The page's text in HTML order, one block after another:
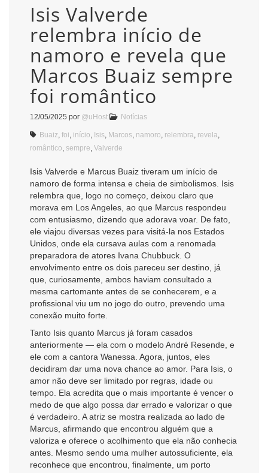
Isis Valverde
relembra início de
namoro e revela que
Marcos Buaiz sempre
foi romântico
12/05/2025 por @uHost Notícias
Buaiz foi início Isis Marcos namoro relembra revela
romântico sempre Valverde
Isis Valverde e Marcus Buaiz tiveram um início de
namoro de forma intensa e cheia de simbolismos. Isis
relembra que, logo no começo, deixou claro que
morava em Los Angeles, ao que Marcus respondeu
com entusiasmo, dizendo que adorava voar. De fato,
ele viajou diversas vezes para visitá-la nos Estados
Unidos, onde ela cursava aulas com a renomada
preparadora de atores Ivana Chubbuck. O
envolvimento entre os dois pareceu ser destino, já
que, curiosamente, ambos haviam consultado a
mesma cartomante antes de se conhecerem, e a
profissional viu um no jogo do outro, prevendo uma
conexão muito forte.
Tanto Isis quanto Marcus já foram casados
anteriormente — ela com o modelo André Resende, e
ele com a cantora Wanessa. Agora, juntos, eles
decidiram dar uma nova chance ao amor. Para Isis, o
amor não deve ser limitado por regras, idade ou
tempo. Ela acredita que o mais importante é vencer o
medo de que algo possa dar errado e valorizar o que
é verdadeiro. A atriz se mostra realizada ao lado de
Marcus, afirmando que encontrou alguém que a
valoriza e oferece o acolhimento que ela não conhecia
antes. Mesmo sendo uma mulher autossuficiente, ela
reconhece que encontrou, finalmente, um porto